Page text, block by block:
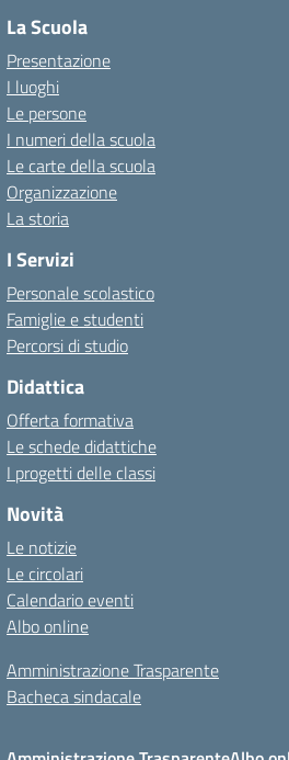
La Scuola
Presentazione
I luoghi
Le persone
I numeri della scuola
Le carte della scuola
Organizzazione
La storia
I Servizi
Personale scolastico
Famiglie e studenti
Percorsi di studio
Didattica
Offerta formativa
Le schede didattiche
I progetti delle classi
Novità
Le notizie
Le circolari
Calendario eventi
Albo online
Amministrazione Trasparente
Bacheca sindacale